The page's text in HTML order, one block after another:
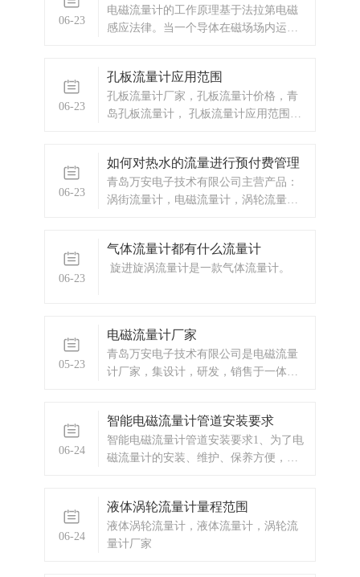
要的直管段。 若传感器设备点的上
游在同一平面上有二个90。弯头，则：
06-23
电磁流量计的工作原理基于法拉第电磁
感应法律。当一个导体在磁场场内运动
电动势的大小与导体运动速度和磁场的
磁感应强度大小成正比。电磁流量计由
电磁流量转换器和电磁流量传感器两大
06-23
孔板流量计应用范围
孔板流量计厂家，孔板流量计价格，青
岛孔板流量计， 孔板流量计应用范围比
泛适用于冶金、电力、煤炭、化工、石
油、交通、建筑、轻纺、食品、医药、
农业、环境保护及人民日常生活等国民
06-23
如何对热水的流量进行预付费管理
青岛万安电子技术有限公司主营产品：
涡街流量计，电磁流量计，涡轮流量
系统，显示仪表，热量表，差压式仪
表，分析仪器，水质监测设备，压力仪
06-23
气体流量计都有什么流量计
旋进旋涡流量计是一款气体流量计。
05-23
电磁流量计厂家
青岛万安电子技术有限公司是电磁流量
计厂家，集设计，研发，销售于一体的
内多个企业建立了长期的合作关系。
青岛万安电子技术有限公司是电磁流
量计厂家。设两个销售部门1、设备部：
工业自动化系统和管理系统的集成，触
控产品，远程监控系统，工程项目的设
计、施工等。长期以来，我公司与各大
06-24
智能电磁流量计管道安装要求
智能电磁流量计管道安装要求1、为了电
磁流量计的安装、维护、保养方便，电
设备高温辐射的场所3、流量计应安装在
室内，如安装在室外，应避免阳光直
射，必要时请安装防晒防水装置4、避免
06-24
液体涡轮流量计量程范围
液体涡轮流量计，液体流量计，涡轮流
量计厂家